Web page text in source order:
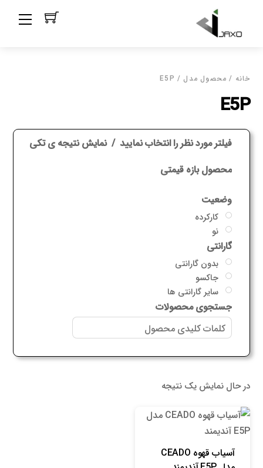
content
خانه / محصول مدل / E5P
E5P
فیلتر مورد نظر را انتخاب نمایید نمایش نتیجه ی تکی
محصول بازه قیمتی
وضعیت
کارکرده
نو
گارانتی
بدون گارانتی
جاکسو
سایر گارانتی ها
جستجوی محصولات
در حال نمایش یک نتیجه
آسیاب قهوه CEADO